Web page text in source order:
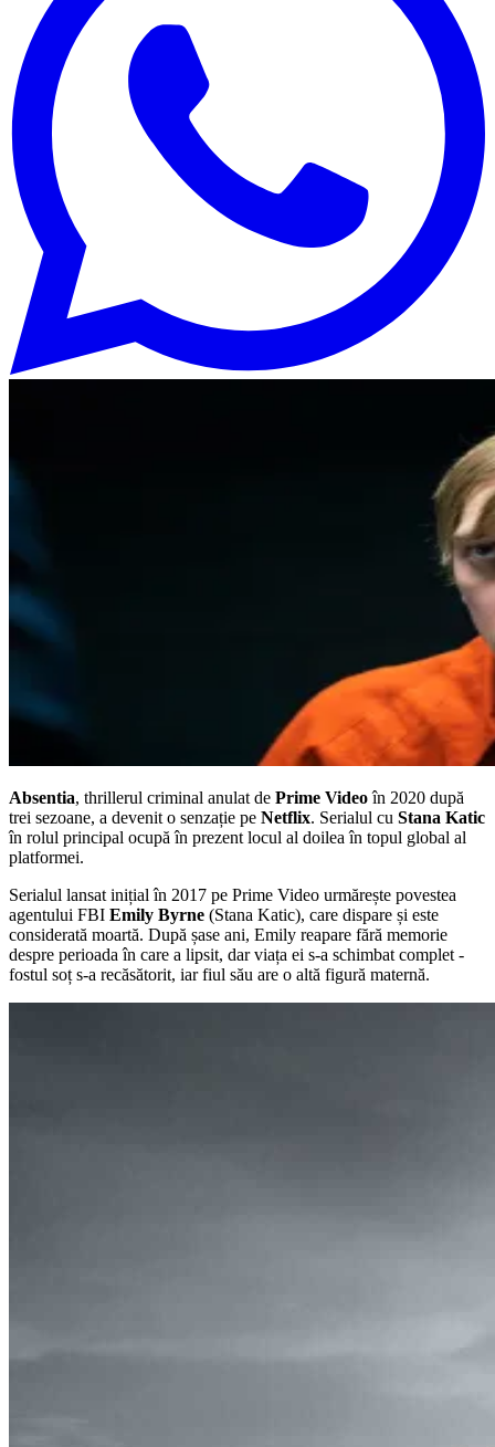
Absentia, thrillerul criminal anulat de Prime Videoîn 2020 după
trei sezoane, a devenit o senzație pe Netflix. Serialul cu Stana Katic
în rolul principal ocupă în prezent locul al doilea în topul global al
platformei.
Serialul lansat inițial în 2017 pe Prime Video urmărește povestea
agentului FBI Emily Byrne (Stana Katic), care dispare și este
considerată moartă. După șase ani, Emily reapare fără memorie
despre perioada în care a lipsit, dar viața ei s-a schimbat complet -
fostul soț s-a recăsătorit, iar fiul său are o altă figură maternă.